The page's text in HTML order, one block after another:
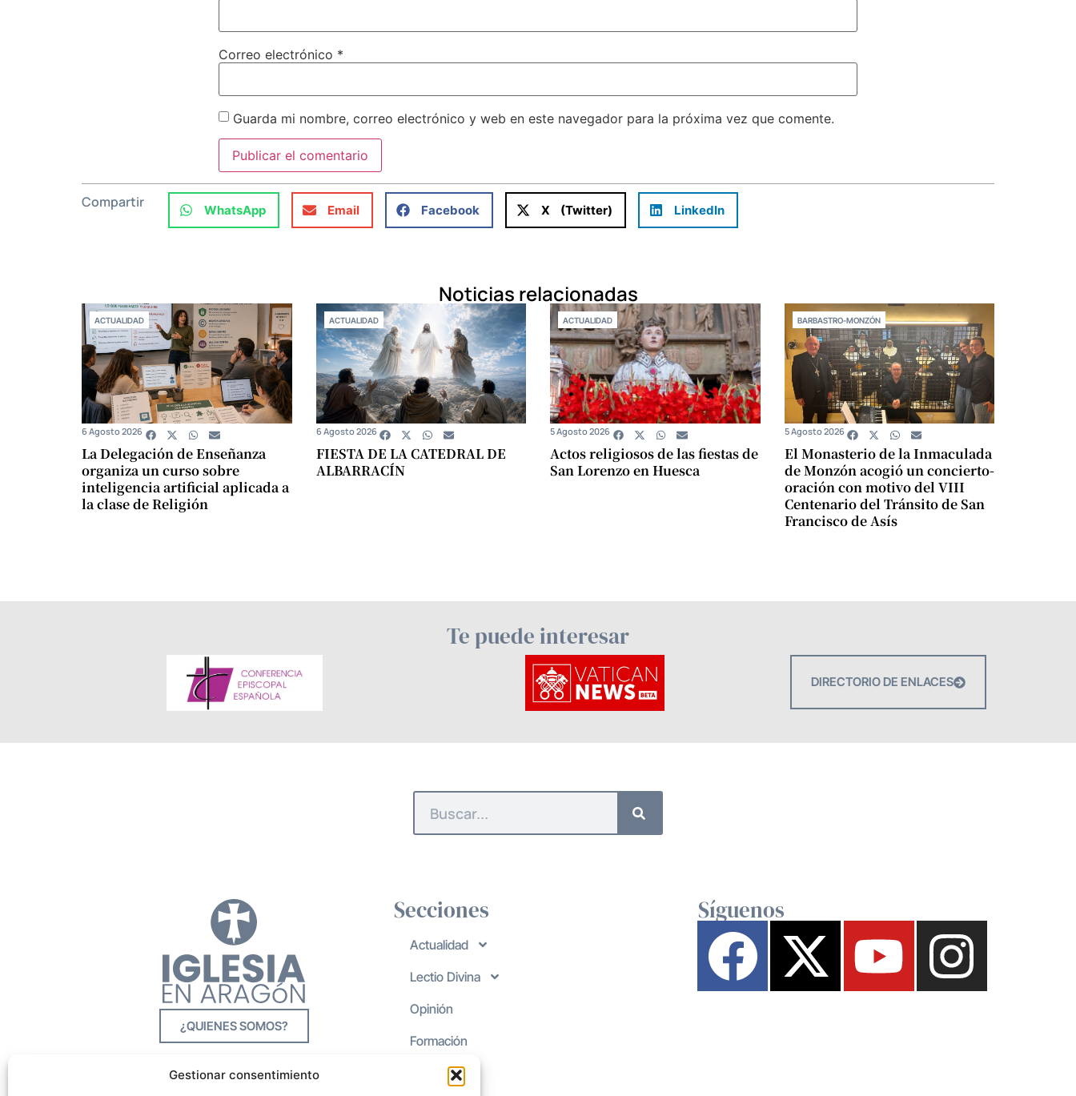
Gestionar consentimiento
Correo electrónico *
Guarda mi nombre, correo electrónico y web en este navegador para la próxima vez que comente.
Compartir WhatsApp Email Facebook X (Twitter) LinkedIn
Noticias relacionadas
ACTUALIDAD
La Delegación de Enseñanza
organiza un curso sobre
inteligencia artificial aplicada a
la clase de Religión
6 Agosto 2026
ACTUALIDAD
FIESTA DE LA CATEDRAL DE
ALBARRACÍN
6 Agosto 2026
ACTUALIDAD
Actos religiosos de las fiestas de
San Lorenzo en Huesca
5 Agosto 2026
BARBASTRO-MONZÓN
El Monasterio de la Inmaculada
de Monzón acogió un concierto-
oración con motivo del VIII
Centenario del Tránsito de San
Francisco de Asís
5 Agosto 2026
Te puede interesar
DIRECTORIO DE ENLACES
¿QUIENES SOMOS?
Secciones
Actualidad
Lectio Divina
Opinión
Formación
Síguenos